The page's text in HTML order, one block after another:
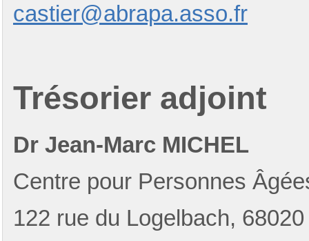
castier@abrapa.asso.fr
Trésorier adjoint
Dr Jean-Marc MICHEL
Centre pour Personnes
122 rue du Logelbach,